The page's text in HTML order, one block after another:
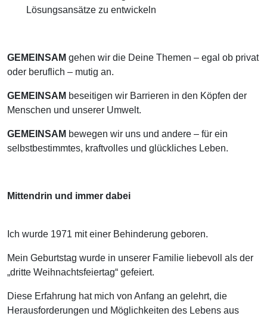
Lösungsansätze zu entwickeln
GEMEINSAM gehen wir die Deine Themen – egal ob privat
oder beruflich – mutig an.
GEMEINSAM beseitigen wir Barrieren in den Köpfen der
Menschen und unserer Umwelt.
GEMEINSAM bewegen wir uns und andere – für ein
selbstbestimmtes, kraftvolles und glückliches Leben.
Mittendrin und immer dabei
Ich wurde 1971 mit einer Behinderung geboren.
Mein Geburtstag wurde in unserer Familie liebevoll als der
„dritte Weihnachtsfeiertag“ gefeiert.
Diese Erfahrung hat mich von Anfang an gelehrt, die
Herausforderungen und Möglichkeiten des Lebens aus